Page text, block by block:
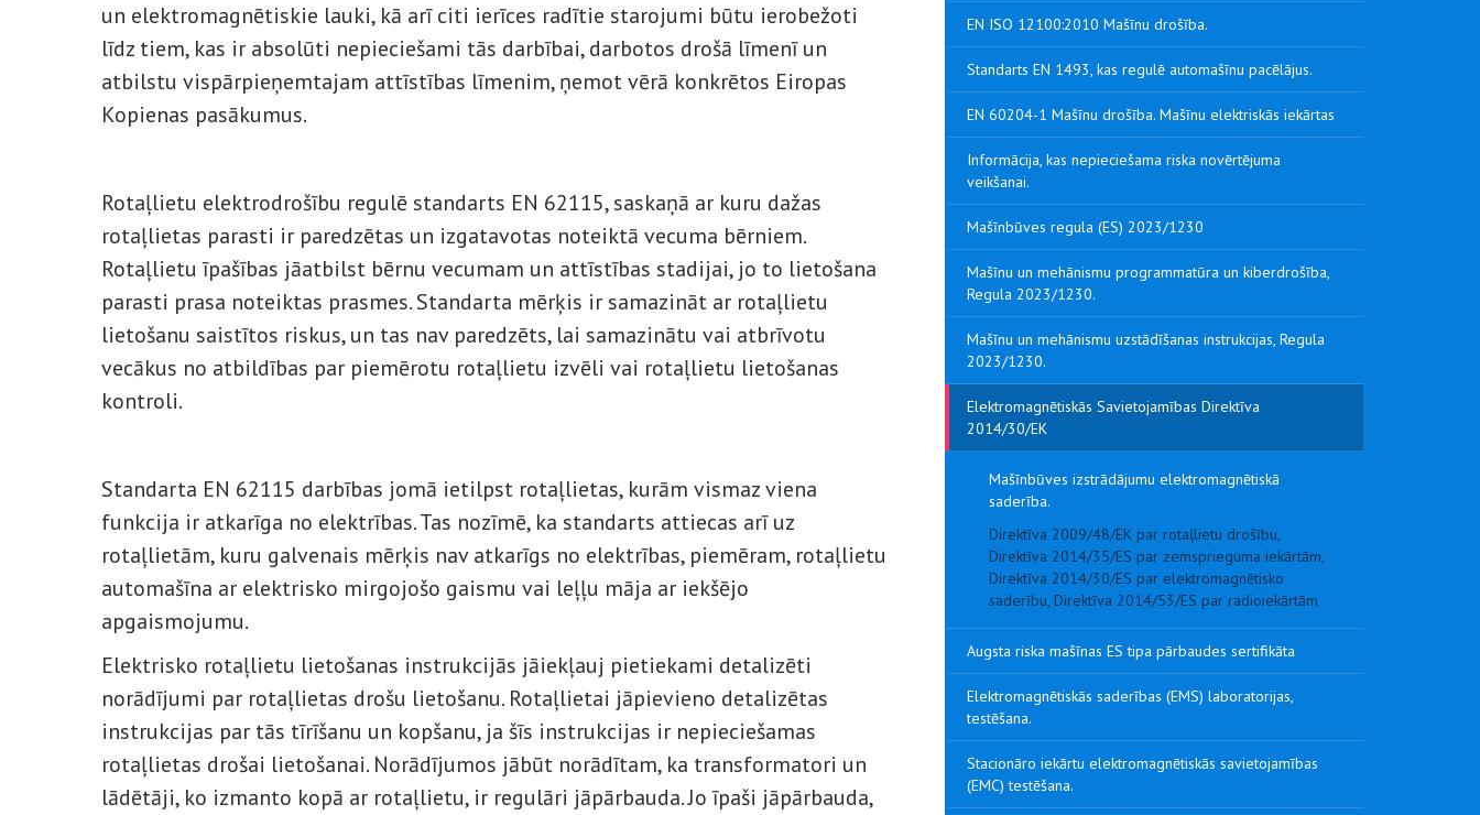
un elektromagnētiskie lauki, kā arī citi ierīces radītie starojumi būtu ierobežoti
līdz tiem, kas ir absolūti nepieciešami tās darbībai, darbotos drošā līmenī un
atbilstu vispārpieņemtajam attīstības līmenim, ņemot vērā konkrētos Eiropas
Kopienas pasākumus.
Rotaļlietu elektrodrošību regulē standarts EN 62115, saskaņā ar kuru dažas
rotaļlietas parasti ir paredzētas un izgatavotas noteiktā vecuma bērniem.
Rotaļlietu īpašības jāatbilst bērnu vecumam un attīstības stadijai, jo to lietošana
parasti prasa noteiktas prasmes. Standarta mērķis ir samazināt ar rotaļlietu
lietošanu saistītos riskus, un tas nav paredzēts, lai samazinātu vai atbrīvotu
vecākus no atbildības par piemērotu rotaļlietu izvēli vai rotaļlietu lietošanas
kontroli.
Standarta EN 62115 darbības jomā ietilpst rotaļlietas, kurām vismaz viena
funkcija ir atkarīga no elektrības. Tas nozīmē, ka standarts attiecas arī uz
rotaļlietām, kuru galvenais mērķis nav atkarīgs no elektrības, piemēram, rotaļlietu
automašīna ar elektrisko mirgojošo gaismu vai leļļu māja ar iekšējo
apgaismojumu.
Elektrisko rotaļlietu lietošanas instrukcijās jāiekļauj pietiekami detalizēti
norādījumi par rotaļlietas drošu lietošanu. Rotaļlietai jāpievieno detalizētas
instrukcijas par tās tīrīšanu un kopšanu, ja šīs instrukcijas ir nepieciešamas
rotaļlietas drošai lietošanai. Norādījumos jābūt norādītam, ka transformatori un
lādētāji, ko izmanto kopā ar rotaļlietu, ir regulāri jāpārbauda. Jo īpaši jāpārbauda,
EN ISO 12100:2010 Mašīnu drošība.
Standarts EN 1493, kas regulē automašīnu pacēlājus.
EN 60204-1 Mašīnu drošība. Mašīnu elektriskās iekārtas
Informācija, kas nepieciešama riska novērtējuma
veikšanai.
Mašīnbūves regula (ES) 2023/1230
Mašīnu un mehānismu programmatūra un kiberdrošība,
Regula 2023/1230.
Mašīnu un mehānismu uzstādīšanas instrukcijas, Regula
2023/1230.
Elektromagnētiskās Savietojamības Direktīva
2014/30/EK
Mašīnbūves izstrādājumu elektromagnētiskā
saderība.
Direktīva 2009/48/EK par rotaļlietu drošību,
Direktīva 2014/35/ES par zemsprieguma iekārtām,
Direktīva 2014/30/ES par elektromagnētisko
saderību, Direktīva 2014/53/ES par radioiekārtām
Augsta riska mašīnas ES tipa pārbaudes sertifikāta
Elektromagnētiskās saderības (EMS) laboratorijas,
testēšana.
Stacionāro iekārtu elektromagnētiskās savietojamības
(EMC) testēšana.